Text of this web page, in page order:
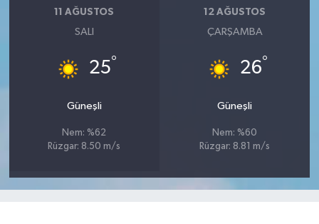
11 AĞUSTOS
SALI
25°
Güneşli
Nem: %62
Rüzgar: 8.50 m/s
12 AĞUSTOS
ÇARŞAMBA
26°
Güneşli
Nem: %60
Rüzgar: 8.81 m/s